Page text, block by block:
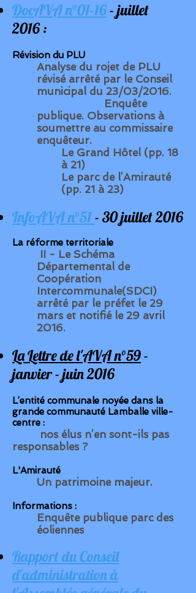
DocAVA n°01-16- juillet
2016 :
Révision du PLU
Analyse du rojet de PLU
révisé arrêté par le Conseil
municipal du 23/03/2016.
Enquête
publique. Observations à
soumettre au commissaire
enquêteur.
Le Grand Hôtel (pp. 18
à 21)
Le parc de l’Amirauté
(pp. 21 à 23)
InfoAVA n°51- 30 juillet 2016
La réforme territoriale
II - Le Schéma
Départemental de
Coopération
Intercommunale(SDCI)
arrêté par le préfet le 29
mars et notifié le 29 avril
2016.
La Lettre de l'AVA n°59-
janvier - juin 2016
L’entité communale noyée dans la
grande communauté Lamballe ville-
centre :
nos élus n’en sont-ils pas
responsables ?
L'Amirauté
Un patrimoine majeur.
Informations :
Enquête publique parc des
éoliennes
Rapport du Conseil
d'administration à